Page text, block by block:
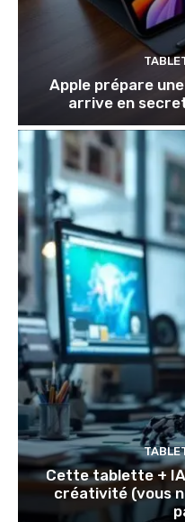
Apple prépare
arrive en
Cette tablette +
créativité (vous